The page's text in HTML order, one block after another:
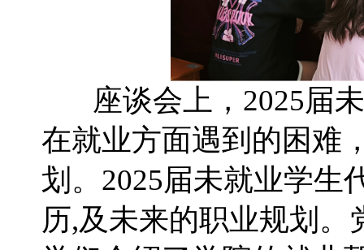
座谈会上，2025届未
在就业方面遇到的困难
划。2025届未就业学生
历,及未来的职业规划